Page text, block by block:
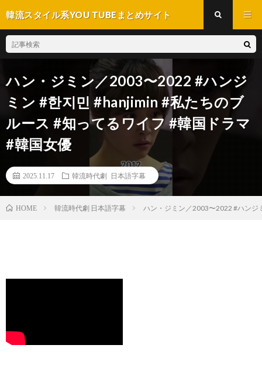
韓流スタイル系YOU TUBEまとめサイト
ハン・ジミン／2003〜2022 #ハンジ
ミン #한지민 #hanjimin #私たちのブ
ルース #知ってるワイフ #韓国ドラマ
#韓国女優
2025.11.17 韓流時代劇 日本語字幕
HOME 韓流時代劇 日本語字幕 ハン・ジミン／2003〜2022 #ハンジ